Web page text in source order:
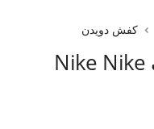
کفش دویدن
کتونی دویدن مردانه نایک Nike Nike